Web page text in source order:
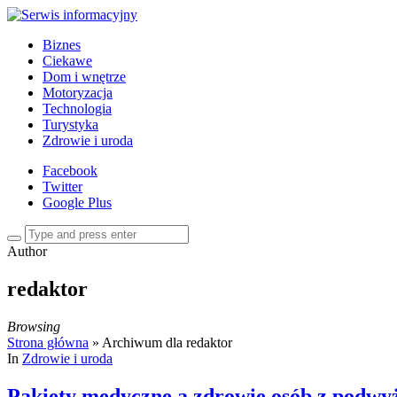
Biznes
Ciekawe
Dom i wnętrze
Motoryzacja
Technologia
Turystyka
Zdrowie i uroda
Facebook
Twitter
Google Plus
Author
redaktor
Browsing
Strona główna » Archiwum dla redaktor
In Zdrowie i uroda